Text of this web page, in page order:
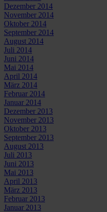
Dezember 2014
November 2014
Oktober 2014
September 2014
August 2014
Juli 2014
Juni 2014
Mai 2014
April 2014
März 2014
Februar 2014
Januar 2014
Dezember 2013
November 2013
Oktober 2013
September 2013
August 2013
Juli 2013
Juni 2013
Mai 2013
April 2013
März 2013
Februar 2013
Januar 2013